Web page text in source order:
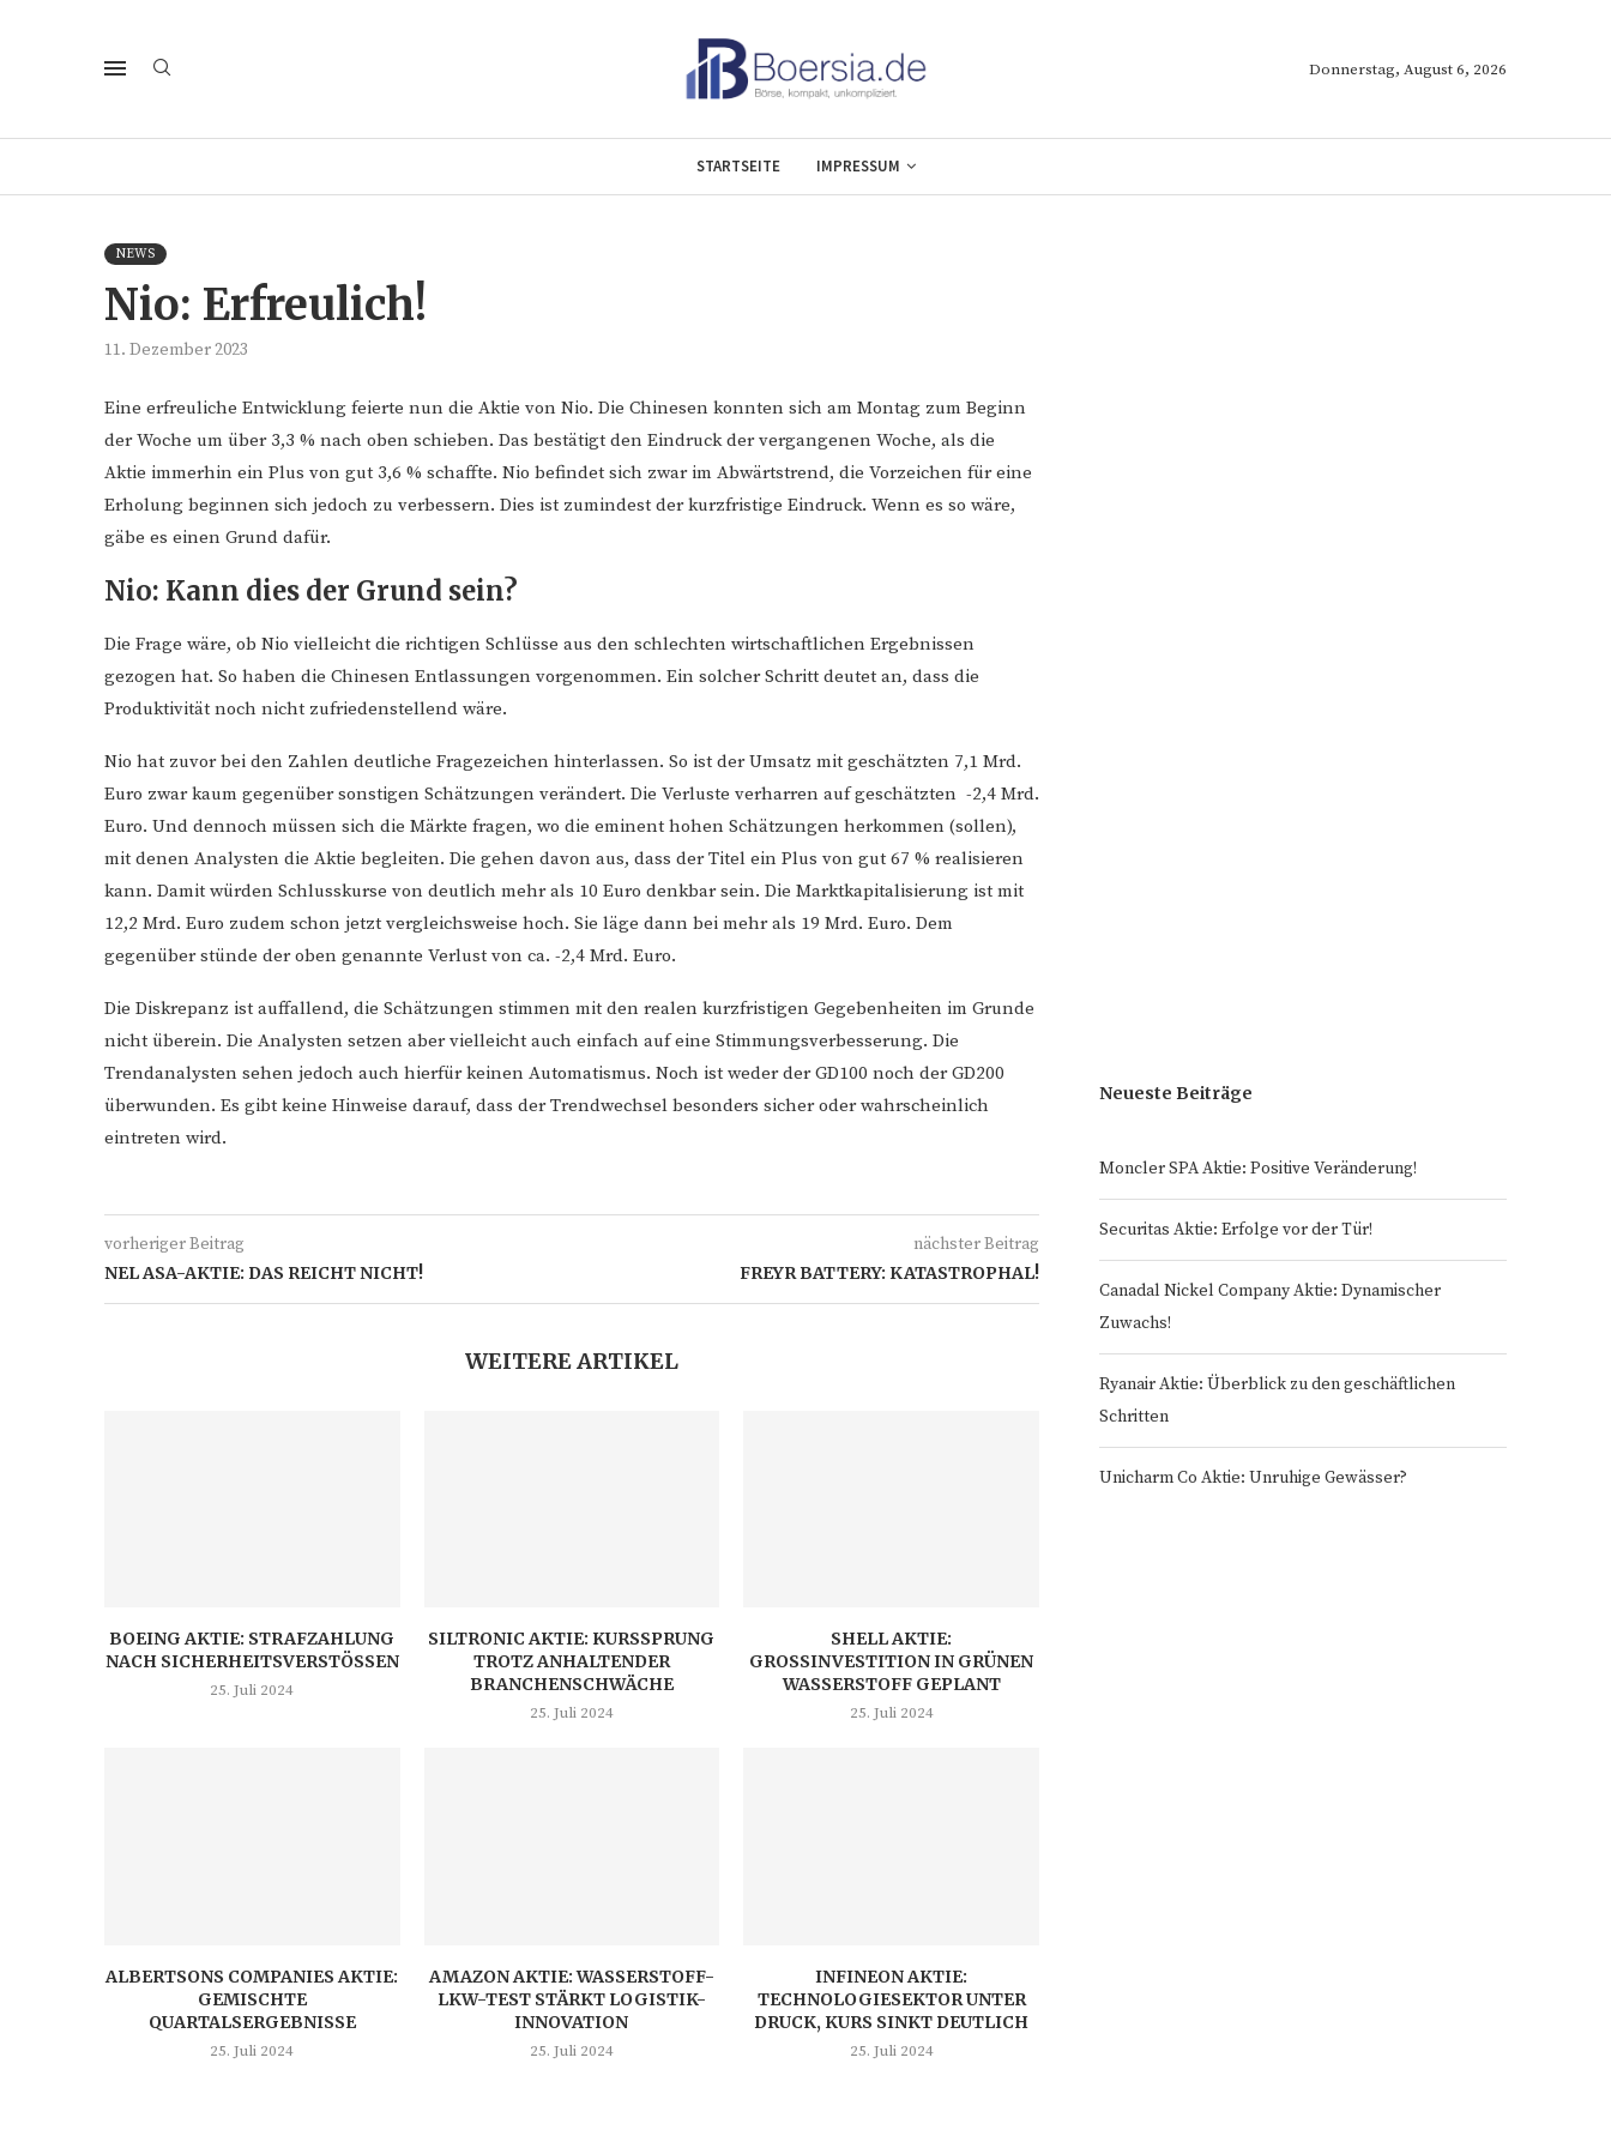
Donnerstag, August 6, 2026
STARTSEITE IMPRESSUM
NEWS
Nio: Erfreulich!
11. Dezember 2023
Eine erfreuliche Entwicklung feierte nun die Aktie von Nio. Die Chinesen konnten sich am Montag zum Beginn
der Woche um über 3,3 % nach oben schieben. Das bestätigt den Eindruck der vergangenen Woche, als die
Aktie immerhin ein Plus von gut 3,6 % schaffte. Nio befindet sich zwar im Abwärtstrend, die Vorzeichen für eine
Erholung beginnen sich jedoch zu verbessern. Dies ist zumindest der kurzfristige Eindruck. Wenn es so wäre,
gäbe es einen Grund dafür.
Nio: Kann dies der Grund sein?
Die Frage wäre, ob Nio vielleicht die richtigen Schlüsse aus den schlechten wirtschaftlichen Ergebnissen
gezogen hat. So haben die Chinesen Entlassungen vorgenommen. Ein solcher Schritt deutet an, dass die
Produktivität noch nicht zufriedenstellend wäre.
Nio hat zuvor bei den Zahlen deutliche Fragezeichen hinterlassen. So ist der Umsatz mit geschätzten 7,1 Mrd.
Euro zwar kaum gegenüber sonstigen Schätzungen verändert. Die Verluste verharren auf geschätzten -2,4 Mrd.
Euro. Und dennoch müssen sich die Märkte fragen, wo die eminent hohen Schätzungen herkommen (sollen),
mit denen Analysten die Aktie begleiten. Die gehen davon aus, dass der Titel ein Plus von gut 67 % realisieren
kann. Damit würden Schlusskurse von deutlich mehr als 10 Euro denkbar sein. Die Marktkapitalisierung ist mit
12,2 Mrd. Euro zudem schon jetzt vergleichsweise hoch. Sie läge dann bei mehr als 19 Mrd. Euro. Dem
gegenüber stünde der oben genannte Verlust von ca. -2,4 Mrd. Euro.
Die Diskrepanz ist auffallend, die Schätzungen stimmen mit den realen kurzfristigen Gegebenheiten im Grunde
nicht überein. Die Analysten setzen aber vielleicht auch einfach auf eine Stimmungsverbesserung. Die
Trendanalysten sehen jedoch auch hierfür keinen Automatismus. Noch ist weder der GD100 noch der GD200
überwunden. Es gibt keine Hinweise darauf, dass der Trendwechsel besonders sicher oder wahrscheinlich
eintreten wird.
vorheriger Beitrag
NEL ASA-AKTIE: DAS REICHT NICHT!
nächster Beitrag
FREYR BATTERY: KATASTROPHAL!
WEITERE ARTIKEL
BOEING AKTIE: STRAFZAHLUNG
NACH SICHERHEITSVERSTÖSSEN
25. Juli 2024
SILTRONIC AKTIE: KURSSPRUNG
TROTZ ANHALTENDER
BRANCHENSCHWÄCHE
25. Juli 2024
SHELL AKTIE:
GROSSINVESTITION IN GRÜNEN W
ASSERSTOFF GEPLANT
25. Juli 2024
ALBERTSONS COMPANIES AKTIE:
GEMISCHTE
QUARTALSERGEBNISSE
25. Juli 2024
AMAZON AKTIE: WASSERSTOFF-
LKW-TEST STÄRKT LOGISTIK-
INNOVATION
25. Juli 2024
INFINEON AKTIE:
TECHNOLOGIESEKTOR UNTER
DRUCK, KURS SINKT DEUTLICH
25. Juli 2024
Neueste Beiträge
Moncler SPA Aktie: Positive Veränderung!
Securitas Aktie: Erfolge vor der Tür!
Canadal Nickel Company Aktie: Dynamischer
Zuwachs!
Ryanair Aktie: Überblick zu den geschäftlichen
Schritten
Unicharm Co Aktie: Unruhige Gewässer?